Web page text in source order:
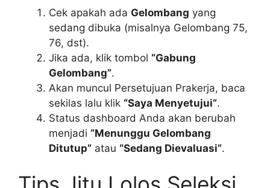
Cek apakah ada Gelombang yang
sedang dibuka (misalnya Gelombang 75,
76, dst).
Jika ada, klik tombol “Gabung
Gelombang”.
Akan muncul Persetujuan Prakerja, baca
sekilas lalu klik “Saya Menyetujui”.
Status dashboard Anda akan berubah
menjadi “Menunggu Gelombang
Ditutup” atau “Sedang Dievaluasi”.